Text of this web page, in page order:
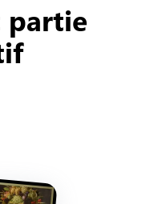
partie